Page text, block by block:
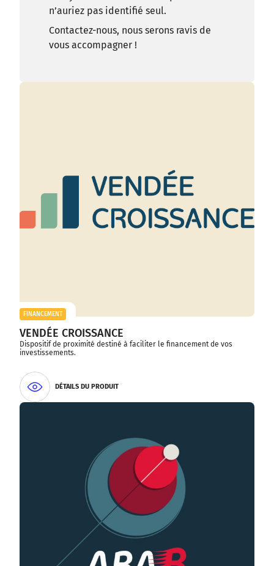
n’auriez pas identifié seul.
Contactez-nous, nous serons ravis de
vous accompagner !
FINANCEMENT
VENDÉE CROISSANCE
Dispositif de proximité destiné à faciliter le financement de vos
investissements.
DÉTAILS DU PRODUIT